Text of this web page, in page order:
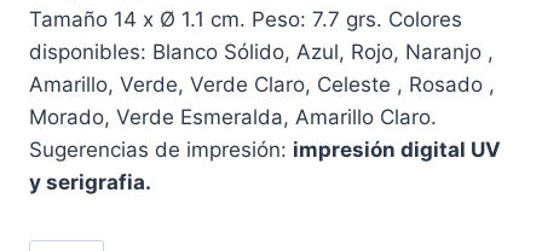
Tamaño 14 x Ø 1.1 cm. Peso: 7.7 grs. Colores
disponibles: Blanco Sólido, Azul, Rojo, Naranjo ,
Amarillo, Verde, Verde Claro, Celeste , Rosado ,
Morado, Verde Esmeralda, Amarillo Claro.
Sugerencias de impresión: impresión digital UV
y serigrafia.